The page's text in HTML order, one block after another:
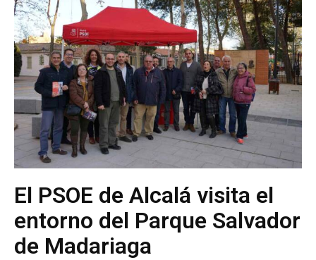
El PSOE de Alcalá visita el
entorno del Parque Salvador
de Madariaga